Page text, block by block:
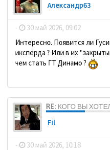
Александр63
- 30 май 2026, 09:02
Интересно. Появится ли
иксперда ? Или в их
чем стать ГТ Динамо ?
RE: КОГО ВЫ
Fil
- 30 май 2026, 10:18